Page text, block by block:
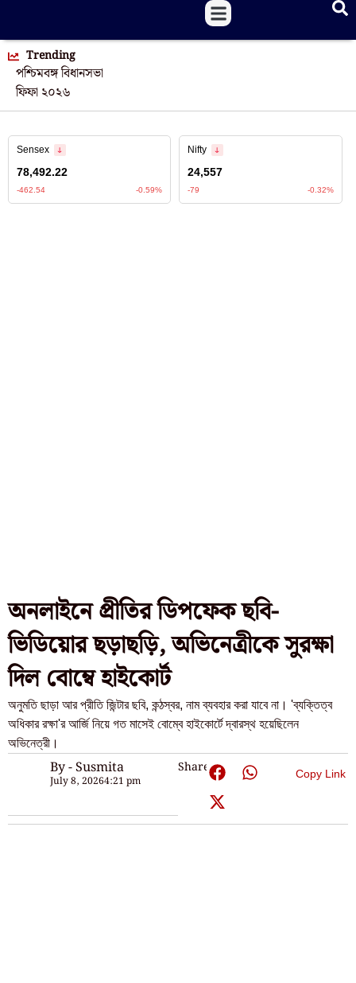
Trending
পশ্চিমবঙ্গ বিধানসভা
ফিফা ২০২৬
অনলাইনে প্রীতির ডিপফেক ছবি-
ভিডিয়োর ছড়াছড়ি, অভিনেত্রীকে সুরক্ষা
দিল বোম্বে হাইকোর্ট
অনুমতি ছাড়া আর প্রীতি জিন্টার ছবি, কন্ঠস্বর, নাম ব্যবহার করা যাবে না। 'ব্যক্তিত্ব
অধিকার রক্ষা'র আর্জি নিয়ে গত মাসেই বোম্বে হাইকোর্টে দ্বারস্থ হয়েছিলেন
অভিনেত্রী।
By - Susmita
July 8, 20264:21 pm
Share: Copy Link